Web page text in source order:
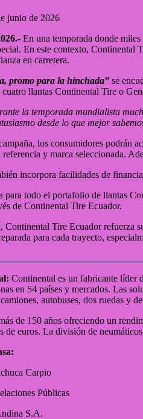
junio de 2026
En una temporada donde
En este contexto, Continental
en carretera.
promo para la hinchada” se
cuatro llantas Continental Tire o
la temporada mundialista
desde lo que mejor
los consumidores podrán
y marca seleccionada.
incorpora facilidades de
todo el portafolio de llantas
de Continental Tire Ecuador.
Continental Tire Ecuador refuerza
para cada trayecto,
Continental es un fabricante líder
en 54 países y mercados. Las
autobuses, dos ruedas y
de 150 años ofreciendo un
de euros. La división de
Carpio
Públicas
S.A.